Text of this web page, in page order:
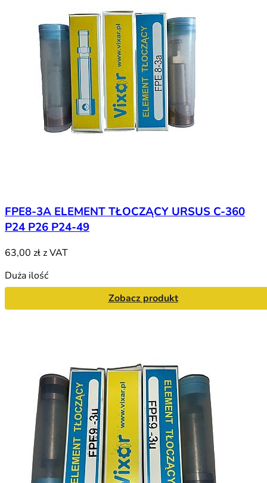
FPE8-3A ELEMENT TŁOCZĄCY URSUS C-360
P24 P26 P24-49
63,00 złz VAT
Duża ilość
Zobacz produkt